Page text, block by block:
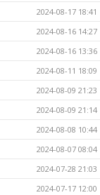
2024-08-17 18:41
2024-08-16 14:27
2024-08-16 13:36
2024-08-11 18:09
2024-08-09 21:23
2024-08-09 21:14
2024-08-08 10:44
2024-08-07 08:04
2024-07-28 21:03
2024-07-17 12:00